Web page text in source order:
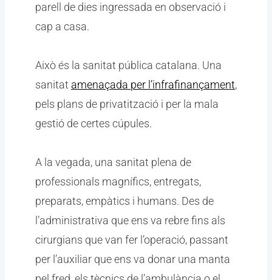
parell de dies ingressada en observació i
cap a casa.
Això és la sanitat pública catalana. Una
sanitat amenaçada per l’infrafinançament,
pels plans de privatització i per la mala
gestió de certes cúpules.
A la vegada, una sanitat plena de
professionals magnífics, entregats,
preparats, empàtics i humans. Des de
l’administrativa que ens va rebre fins als
cirurgians que van fer l’operació, passant
per l’auxiliar que ens va donar una manta